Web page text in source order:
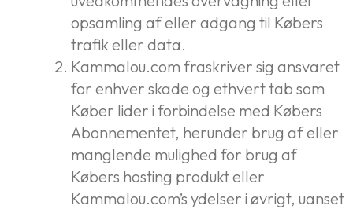
opsamling af eller adgang til Købers
trafik eller data.
Kammalou.com fraskriver sig ansvaret
for enhver skade og ethvert tab som
Køber lider i forbindelse med Købers
Abonnementet, herunder brug af eller
manglende mulighed for brug af
Købers hosting produkt eller
Kammalou.com’s ydelser i øvrigt, uanset